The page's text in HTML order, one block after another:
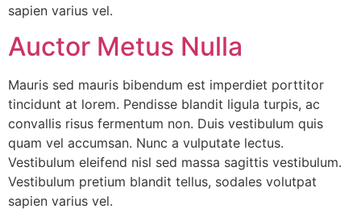
sapien varius vel.
Auctor Metus Nulla
Mauris sed mauris bibendum est imperdiet porttitor
tincidunt at lorem. Pendisse blandit ligula turpis, ac
convallis risus fermentum non. Duis vestibulum quis
quam vel accumsan. Nunc a vulputate lectus.
Vestibulum eleifend nisl sed massa sagittis vestibulum.
Vestibulum pretium blandit tellus, sodales volutpat
sapien varius vel.